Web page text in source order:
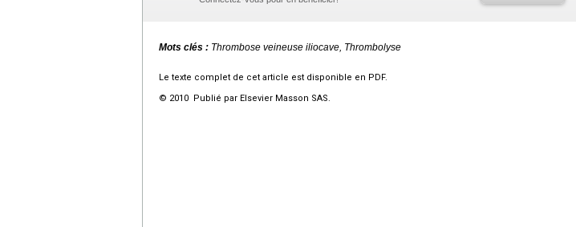
Mots clés : Thrombose veineuse iliocave, Thrombolyse
Le texte complet de cet article est disponible en PDF.
© 2010 Publié par Elsevier Masson SAS.